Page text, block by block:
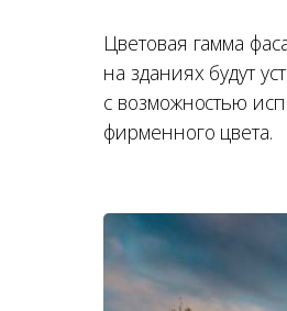
Цветовая гамма
на зданиях будут
с возможностью
фирменного цвета.